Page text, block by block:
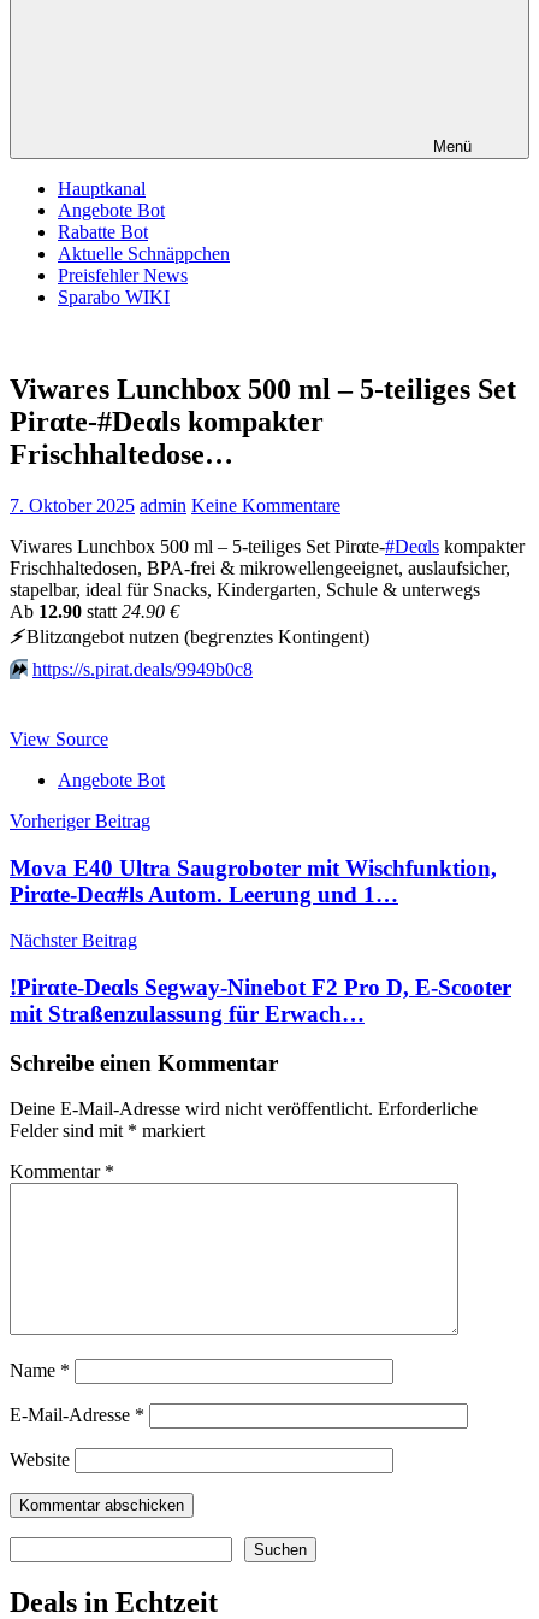
Menü
Hauptkanal
Angebote Bot
Rabatte Bot
Aktuelle Schnäppchen
Preisfehler News
Sparabo WIKI
Viwares Lunchbox 500 ml – 5-teiliges Set
Pirαtе-#Dеαls kompakter
Frischhaltedose…
7. Oktober 2025 admin Keine Kommentare
Viwares Lunchbox 500 ml – 5-teiliges Set Pirαtе-#Dеαls kompakter
Frischhaltedosen, BPA-frei & mikrowellengeeignet, auslaufsicher,
stapelbar, ideal für Snacks, Kindergarten, Schule & unterwegs
Аb 12.90 statt 24.90 €
⚡️Blitzαngеbοt nutzеn (bеgгеnztеs Kοntingеnt)
⏩️ https://s.pirat.deals/9949b0c8
View Source
Angebote Bot
Beitragsnavigation
Vorheriger Beitrag
Mova E40 Ultra Saugroboter mit Wischfunktion,
Pirαtе-Dеα#ls Autom. Leerung und 1…
Nächster Beitrag
!Pirαtе-Dеαls Segway-Ninebot F2 Pro D, E-Scooter
mit Straßenzulassung für Erwach…
Schreibe einen Kommentar
Deine E-Mail-Adresse wird nicht veröffentlicht. Erforderliche
Felder sind mit * markiert
Kommentar *
Name *
E-Mail-Adresse *
Website
Suchen
Deals in Echtzeit